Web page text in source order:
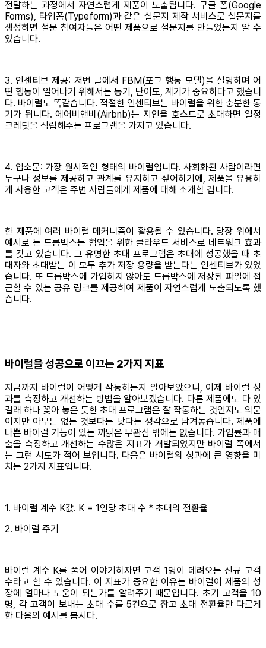
전달하는 과정에서 자연스럽게 제품이 노출됩니다. 구글 폼(Google
Forms), 타입폼(Typeform)과 같은 설문지 제작 서비스로 설문지를
생성하면 설문 참여자들은 어떤 제품으로 설문지를 만들었는지 알 수
있습니다.
3. 인센티브 제공: 저번 글에서 FBM(포그 행동 모델)을 설명하며 어
떤 행동이 일어나기 위해서는 동기, 난이도, 계기가 중요하다고 했습니
다. 바이럴도 똑같습니다. 적절한 인센티브는 바이럴을 위한 충분한 동
기가 됩니다. 에어비앤비(Airbnb)는 지인을 호스트로 초대하면 일정
크레딧을 적립해주는 프로그램을 가지고 있습니다.
4. 입소문: 가장 원시적인 형태의 바이럴입니다. 사회화된 사람이라면
누구나 정보를 제공하고 관계를 유지하고 싶어하기에, 제품을 유용하
게 사용한 고객은 주변 사람들에게 제품에 대해 소개할 겁니다.
한 제품에 여러 바이럴 메커니즘이 활용될 수 있습니다. 당장 위에서
예시로 든 드롭박스는 협업을 위한 클라우드 서비스로 네트워크 효과
를 갖고 있습니다. 그 유명한 초대 프로그램은 초대에 성공했을 때 초
대자와 초대받는 이 모두 추가 저장 용량을 받는다는 인센티브가 있었
습니다. 또 드롭박스에 가입하지 않아도 드롭박스에 저장된 파일에 접
근할 수 있는 공유 링크를 제공하여 제품이 자연스럽게 노출되도록 했
습니다.
바이럴을 성공으로 이끄는 2가지 지표
지금까지 바이럴이 어떻게 작동하는지 알아보았으니, 이제 바이럴 성
과를 측정하고 개선하는 방법을 알아보겠습니다. 다른 제품에도 다 있
길래 하나 꽂아 놓은 듯한 초대 프로그램은 잘 작동하는 것인지도 의문
이지만 아무튼 없는 것보다는 낫다는 생각으로 남겨놓습니다. 제품에
나쁜 바이럴 기능이 있는 까닭은 무관심 밖에는 없습니다. 가입률과 매
출을 측정하고 개선하는 수많은 지표가 개발되었지만 바이럴 쪽에서
는 그런 시도가 적어 보입니다. 다음은 바이럴의 성과에 큰 영향을 미
치는 2가지 지표입니다.
1. 바이럴 계수 K값. K = 1인당 초대 수 * 초대의 전환율
2. 바이럴 주기
바이럴 계수 K를 풀어 이야기하자면 고객 1명이 데려오는 신규 고객
수라고 할 수 있습니다. 이 지표가 중요한 이유는 바이럴이 제품의 성
장에 얼마나 도움이 되는가를 알려주기 때문입니다. 초기 고객을 10
명, 각 고객이 보내는 초대 수를 5건으로 잡고 초대 전환율만 다르게
한 다음의 예시를 봅시다.